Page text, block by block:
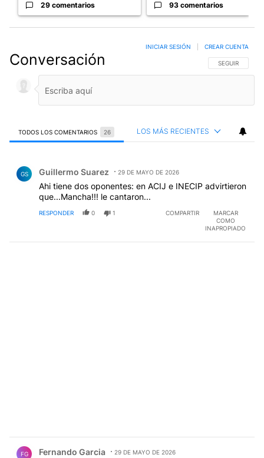
29 comentarios 93 comentarios
Conversación SIGA ESTA
SEGUIR
INICIAR SESIÓN CREAR CUENTA
TODOS LOS COMENTARIOS 26 LOS MÁS RECIENTES
GS Guillermo Suarez 29 DE MAYO DE 2026
Ahi tiene dos oponentes: en ACIJ e INECIP advirtieron
que...Mancha!!! le cantaron...
RESPONDER 0 1 COMPARTIR
MARCAR
COMO
INAPROPIADO
FG Fernando Garcia 29 DE MAYO DE 2026